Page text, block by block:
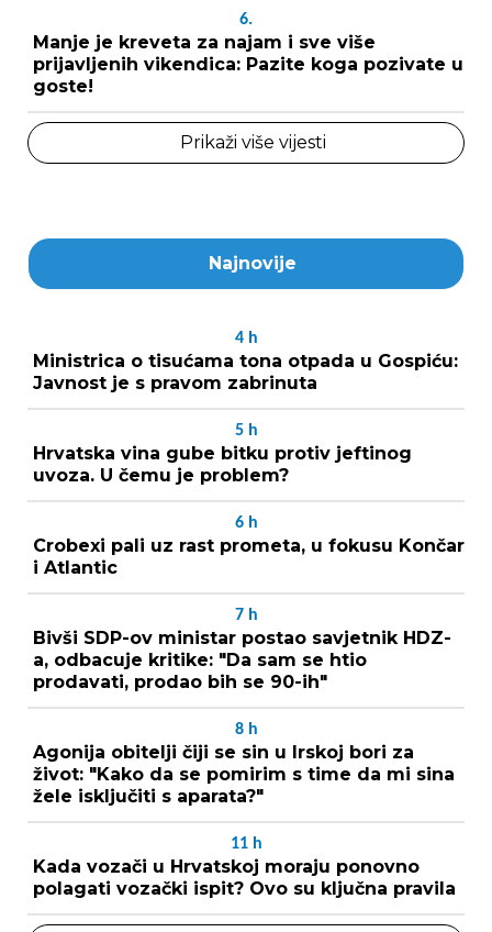
6.
Manje je kreveta za najam i sve više
prijavljenih vikendica: Pazite koga pozivate u
goste!
Prikaži više vijesti
Najnovije
4 h
Ministrica o tisućama tona otpada u Gospiću:
Javnost je s pravom zabrinuta
5 h
Hrvatska vina gube bitku protiv jeftinog
uvoza. U čemu je problem?
6 h
Crobexi pali uz rast prometa, u fokusu Končar
i Atlantic
7 h
Bivši SDP-ov ministar postao savjetnik HDZ-
a, odbacuje kritike: "Da sam se htio
prodavati, prodao bih se 90-ih"
8 h
Agonija obitelji čiji se sin u Irskoj bori za
život: "Kako da se pomirim s time da mi sina
žele isključiti s aparata?"
11 h
Kada vozači u Hrvatskoj moraju ponovno
polagati vozački ispit? Ovo su ključna pravila